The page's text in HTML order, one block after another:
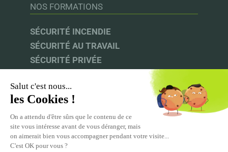
NOS FORMATIONS
SÉCURITÉ INCENDIE
SÉCURITÉ AU TRAVAIL
SÉCURITÉ PRIVÉE
UFACS | CNAPS |INRS |CPF
ACPR-PRÉVENTION